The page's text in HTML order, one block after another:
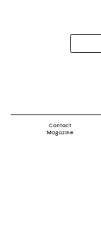
Navigation
Contact
Magazine